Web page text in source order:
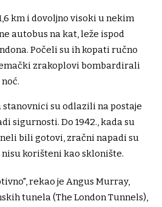
km i dovoljno visoki u nekim
autobus na kat, leže ispod
Počeli su ih kopati ručno
zrakoplovi bombardirali
su odlazili na postaje
sigurnosti. Do 1942., kada su
bili gotovi, zračni napadi su
korišteni kao sklonište.
rekao je Angus Murray,
tunela (The London Tunnels),